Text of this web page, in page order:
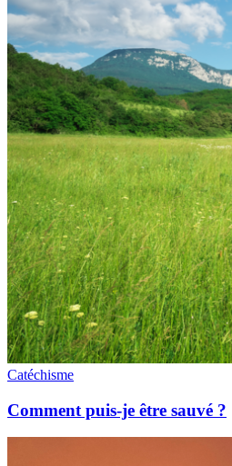
Catéchisme
Comment puis-je être sauvé ?